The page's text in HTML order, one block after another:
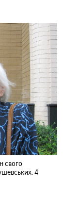
свого
4